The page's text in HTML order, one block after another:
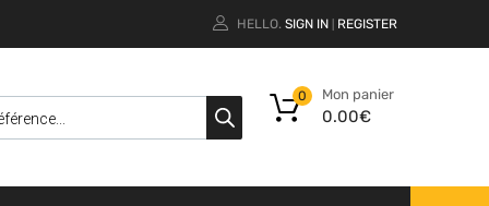
HELLO. SIGN IN REGISTER
Mon panier
0.00€
0